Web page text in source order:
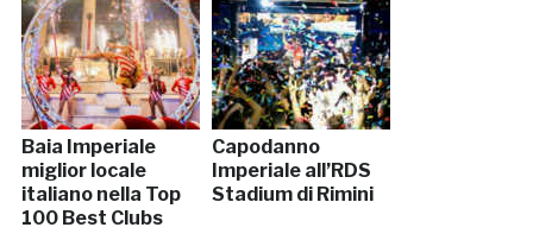
Baia Imperiale
miglior locale
italiano nella Top
100 Best Clubs
Capodanno
Imperiale all’RDS
Stadium di Rimini